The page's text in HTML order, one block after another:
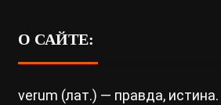
О САЙТЕ:
verum (лат.) — правда, истина.